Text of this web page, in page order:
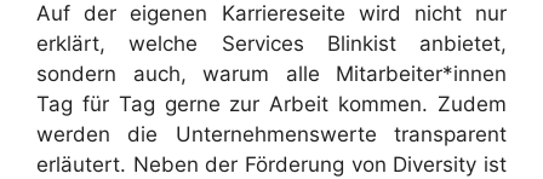
Auf der eigenen Karriereseite wird nicht nur
erklärt, welche Services Blinkist anbietet,
sondern auch, warum alle Mitarbeiter*innen
Tag für Tag gerne zur Arbeit kommen. Zudem
werden die Unternehmenswerte transparent
erläutert. Neben der Förderung von Diversity ist